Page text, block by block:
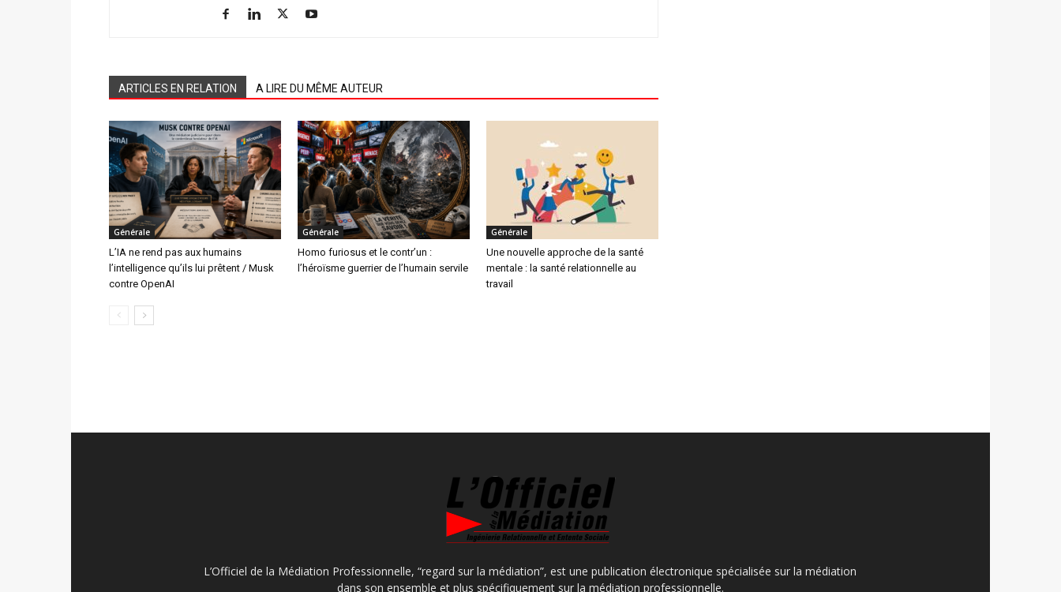
ARTICLES EN RELATION A LIRE DU MÊME AUTEUR
Générale
L’IA ne rend pas aux humains
l’intelligence qu’ils lui prêtent / Musk
contre OpenAI
Générale
Homo furiosus et le contr’un :
l’héroïsme guerrier de l’humain servile
Générale
Une nouvelle approche de la santé
mentale : la santé relationnelle au
travail
L’Officiel de la Médiation Professionnelle, “regard sur la médiation”, est une publication électronique spécialisée sur la médiation
dans son ensemble et plus spécifiquement sur la médiation professionnelle.